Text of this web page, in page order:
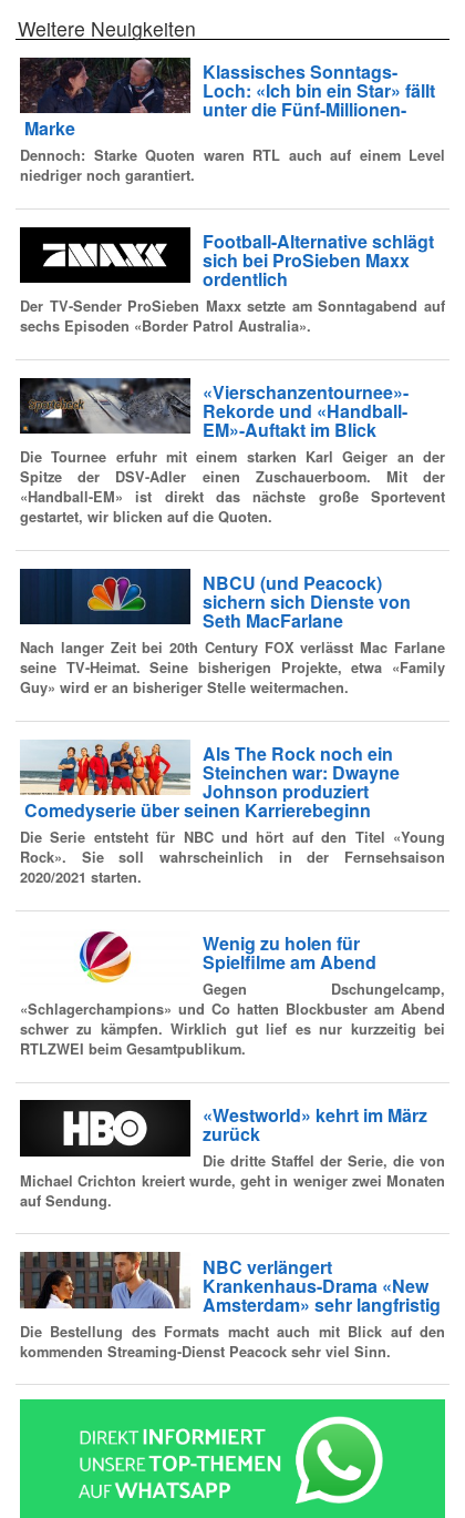
Weitere Neuigkeiten
Klassisches Sonntags-
Loch: «Ich bin ein Star» fällt
unter die Fünf-Millionen-
Marke
Dennoch: Starke Quoten waren RTL auch auf einem Level
niedriger noch garantiert.
Football-Alternative schlägt
sich bei ProSieben Maxx
ordentlich
Der TV-Sender ProSieben Maxx setzte am Sonntagabend auf
sechs Episoden «Border Patrol Australia».
«Vierschanzentournee»-
Rekorde und «Handball-
EM»-Auftakt im Blick
Die Tournee erfuhr mit einem starken Karl Geiger an der
Spitze der DSV-Adler einen Zuschauerboom. Mit der
«Handball-EM» ist direkt das nächste große Sportevent
gestartet, wir blicken auf die Quoten.
NBCU (und Peacock)
sichern sich Dienste von
Seth MacFarlane
Nach langer Zeit bei 20th Century FOX verlässt Mac Farlane
seine TV-Heimat. Seine bisherigen Projekte, etwa «Family
Guy» wird er an bisheriger Stelle weitermachen.
Als The Rock noch ein
Steinchen war: Dwayne
Johnson produziert
Comedyserie über seinen Karrierebeginn
Die Serie entsteht für NBC und hört auf den Titel «Young
Rock». Sie soll wahrscheinlich in der Fernsehsaison
2020/2021 starten.
Wenig zu holen für
Spielfilme am Abend
Gegen Dschungelcamp,
«Schlagerchampions» und Co hatten Blockbuster am Abend
schwer zu kämpfen. Wirklich gut lief es nur kurzzeitig bei
RTLZWEI beim Gesamtpublikum.
«Westworld» kehrt im März
zurück
Die dritte Staffel der Serie, die von
Michael Crichton kreiert wurde, geht in weniger zwei Monaten
auf Sendung.
NBC verlängert
Krankenhaus-Drama «New
Amsterdam» sehr langfristig
Die Bestellung des Formats macht auch mit Blick auf den
kommenden Streaming-Dienst Peacock sehr viel Sinn.